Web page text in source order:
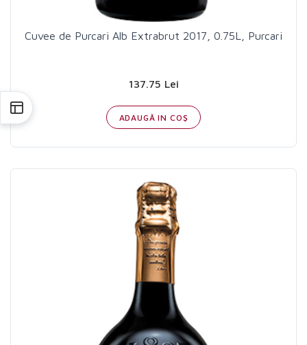
Cuvee de Purcari Alb Extrabrut 2017, 0.75L, Purcari
137.75 Lei
ADAUGĂ IN COŞ